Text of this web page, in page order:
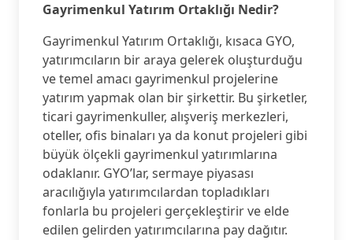
Gayrimenkul Yatırım Ortaklığı Nedir?
Gayrimenkul Yatırım Ortaklığı, kısaca GYO,
yatırımcıların bir araya gelerek oluşturduğu
ve temel amacı gayrimenkul projelerine
yatırım yapmak olan bir şirkettir. Bu şirketler,
ticari gayrimenkuller, alışveriş merkezleri,
oteller, ofis binaları ya da konut projeleri gibi
büyük ölçekli gayrimenkul yatırımlarına
odaklanır. GYO’lar, sermaye piyasası
aracılığıyla yatırımcılardan topladıkları
fonlarla bu projeleri gerçekleştirir ve elde
edilen gelirden yatırımcılarına pay dağıtır.